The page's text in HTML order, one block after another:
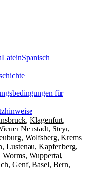
LateinSpanisch
für
, Klagenfurt,
Neustadt, Steyr,
, Wolfsberg, Krems
, Lustenau, Kapfenberg,
, Worms, Wuppertal,
, Genf, Basel, Bern,